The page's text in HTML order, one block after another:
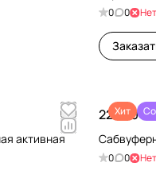
0 0
активная
Хит
22 680 ₽/
0 0